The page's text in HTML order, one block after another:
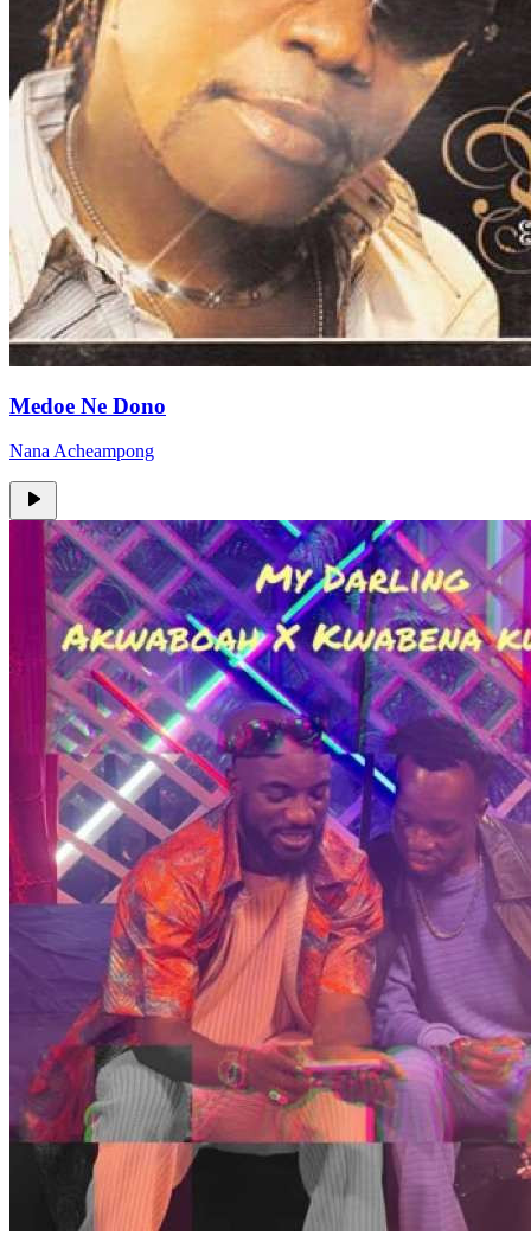
Medoe Ne Dono
Nana Acheampong